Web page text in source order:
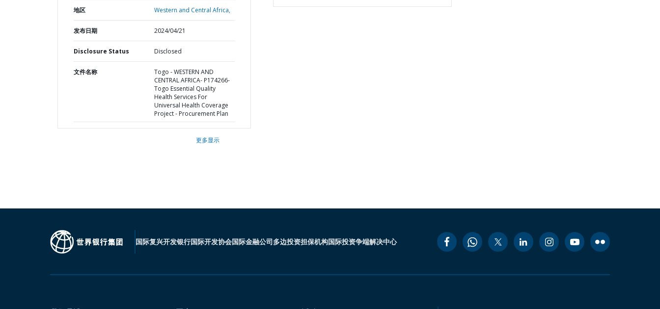
地区 Western and Central Africa,
发布日期 2024/04/21
Disclosure Status Disclosed
文件名称
Togo - WESTERN AND
CENTRAL AFRICA- P174266-
Togo Essential Quality
Health Services For
Universal Health Coverage
Project - Procurement Plan
更多显示
国际复兴开发银行国际开发协会国际金融公司多边投资担保机构国际投资争端解决中心